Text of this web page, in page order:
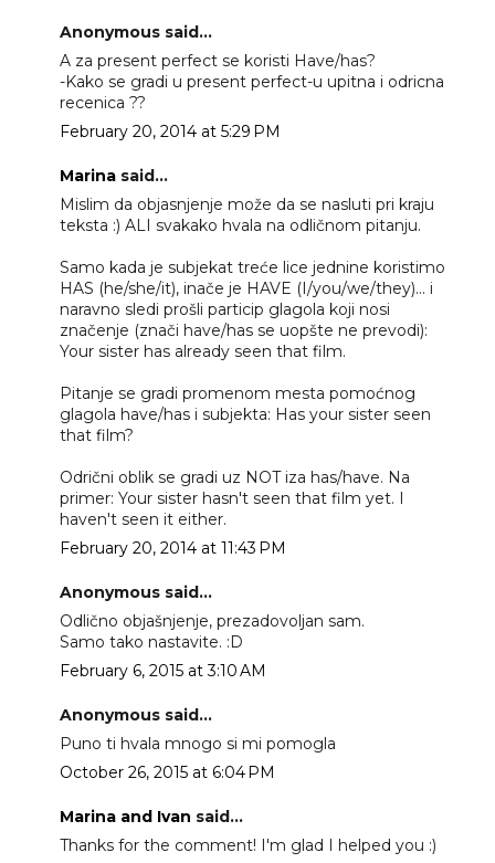
Anonymous said...
A za present perfect se koristi Have/has?
-Kako se gradi u present perfect-u upitna i odricna
recenica ??
February 20, 2014 at 5:29 PM
Marinasaid...
Mislim da objasnjenje može da se nasluti pri kraju
teksta :) ALI svakako hvala na odličnom pitanju.
Samo kada je subjekat treće lice jednine koristimo
HAS (he/she/it), inače je HAVE (I/you/we/they)... i
naravno sledi prošli particip glagola koji nosi
značenje (znači have/has se uopšte ne prevodi):
Your sister has already seen that film.
Pitanje se gradi promenom mesta pomoćnog
glagola have/has i subjekta: Has your sister seen
that film?
Odrični oblik se gradi uz NOT iza has/have. Na
primer: Your sister hasn't seen that film yet. I
haven't seen it either.
February 20, 2014 at 11:43 PM
Anonymous said...
Odlično objašnjenje, prezadovoljan sam.
Samo tako nastavite. :D
February 6, 2015 at 3:10 AM
Anonymous said...
Puno ti hvala mnogo si mi pomogla
October 26, 2015 at 6:04 PM
Marina and Ivan said...
Thanks for the comment! I'm glad I helped you :)